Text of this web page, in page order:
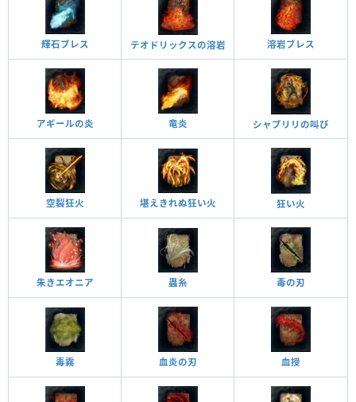
輝石ブレス テオドリックスの溶岩 溶岩ブレス
アギールの炎 竜炎 シャブリリの叫び
空裂狂火 堪えきれぬ狂い火 狂い火
朱きエオニア 蟲糸 毒の刃
毒霧 血炎の刃 血授